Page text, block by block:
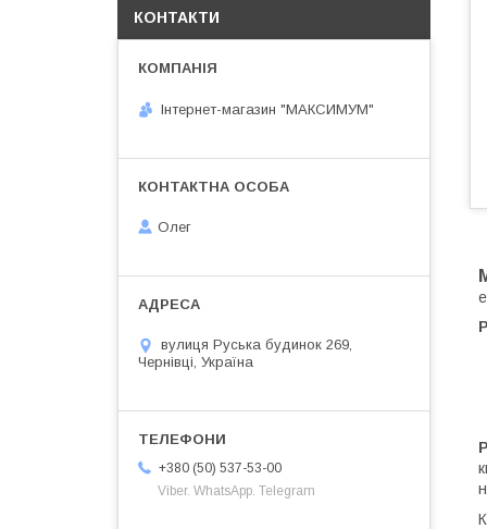
КОНТАКТИ
Інтернет-магазин "МАКСИМУМ"
Олег
вулиця Руська будинок 269,
Чернівці, Україна
+380 (50) 537-53-00
Viber. WhatsApp. Telegram